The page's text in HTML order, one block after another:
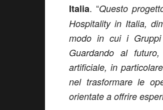
Italia. “Questo
Hospitality in Italia,
modo in cui i Gruppi
Guardando al
artificiale, in
nel trasformare le
orientate a offrire